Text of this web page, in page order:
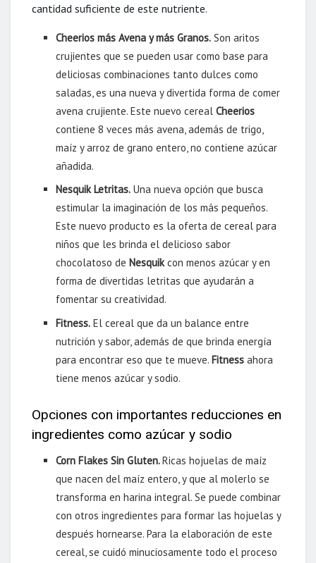
cantidad suficiente de este nutriente.
Cheerios más Avena y más Granos. Son aritos
crujientes que se pueden usar como base para
deliciosas combinaciones tanto dulces como
saladas, es una nueva y divertida forma de comer
avena crujiente. Este nuevo cerealCheerios
contiene 8 veces más avena, además de trigo,
maíz y arroz de grano entero, no contiene azúcar
añadida.
Nesquik Letritas. Una nueva opción que busca
estimular la imaginación de los más pequeños.
Este nuevo producto es la oferta de cereal para
niños que les brinda el delicioso sabor
chocolatoso deNesquikcon menos azúcar y en
forma de divertidas letritas que ayudarán a
fomentar su creatividad.
Fitness. El cereal que da un balance entre
nutrición y sabor, además de que brinda energía
para encontrar eso que te mueve.Fitness ahora
tiene menos azúcar y sodio.
Opciones con importantes reducciones en
ingredientes como azúcar y sodio
Corn Flakes Sin Gluten.Ricas hojuelas de maíz
que nacen del maíz entero, y que al molerlo se
transforma en harina integral. Se puede combinar
con otros ingredientes para formar las hojuelas y
después hornearse. Para la elaboración de este
cereal, se cuidó minuciosamente todo el proceso